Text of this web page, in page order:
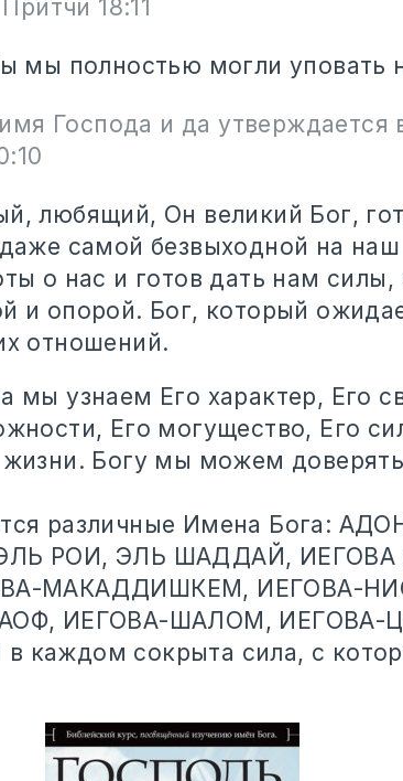
18:11
мы полностью могли уповать
Господа и да утверждается
любящий, Он великий Бог,
самой безвыходной на наш
о нас и готов дать нам
и опорой. Бог, который
отношений.
мы узнаем Его характер, Его
Его могущество, Его
жизни. Богу мы можем
различные Имена Бога:
РОИ, ЭЛЬ ШАДДАЙ, ИЕГОВА
МАКАДДИШКЕМ, ИЕГОВА-
ИЕГОВА-ШАЛОМ, ИЕГОВА-
сокрыта сила, с